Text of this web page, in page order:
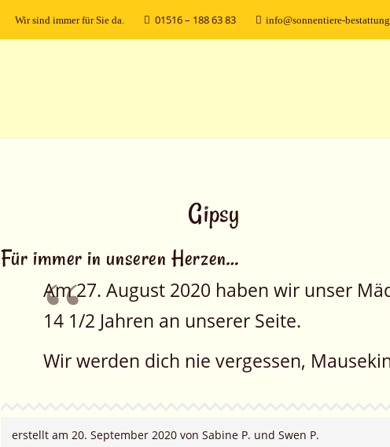
Wir sind immer für Sie da. 01516 – 188 63 83 info@sonnentiere-
Gipsy
Für immer in unseren Herzen…
Am 27. August 2020 haben wir unser
14 1/2 Jahren an unserer Seite.
Wir werden dich nie vergessen,
erstellt am 20. September 2020 von Sabine P. und Swen P.